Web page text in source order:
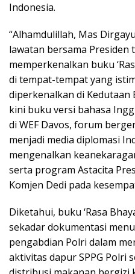
Indonesia.
“Alhamdulillah, Mas
lawatan bersama
memperkenalkan buku
di tempat-tempat yang
diperkenalkan di Kedutaan
kini buku versi bahasa
di WEF Davos, forum
menjadi media diplomasi
mengenalkan
serta program Astacita
Komjen Dedi pada
Diketahui, buku ‘Rasa
sekadar dokumentasi
pengabdian Polri dalam
aktivitas dapur SPPG Polri